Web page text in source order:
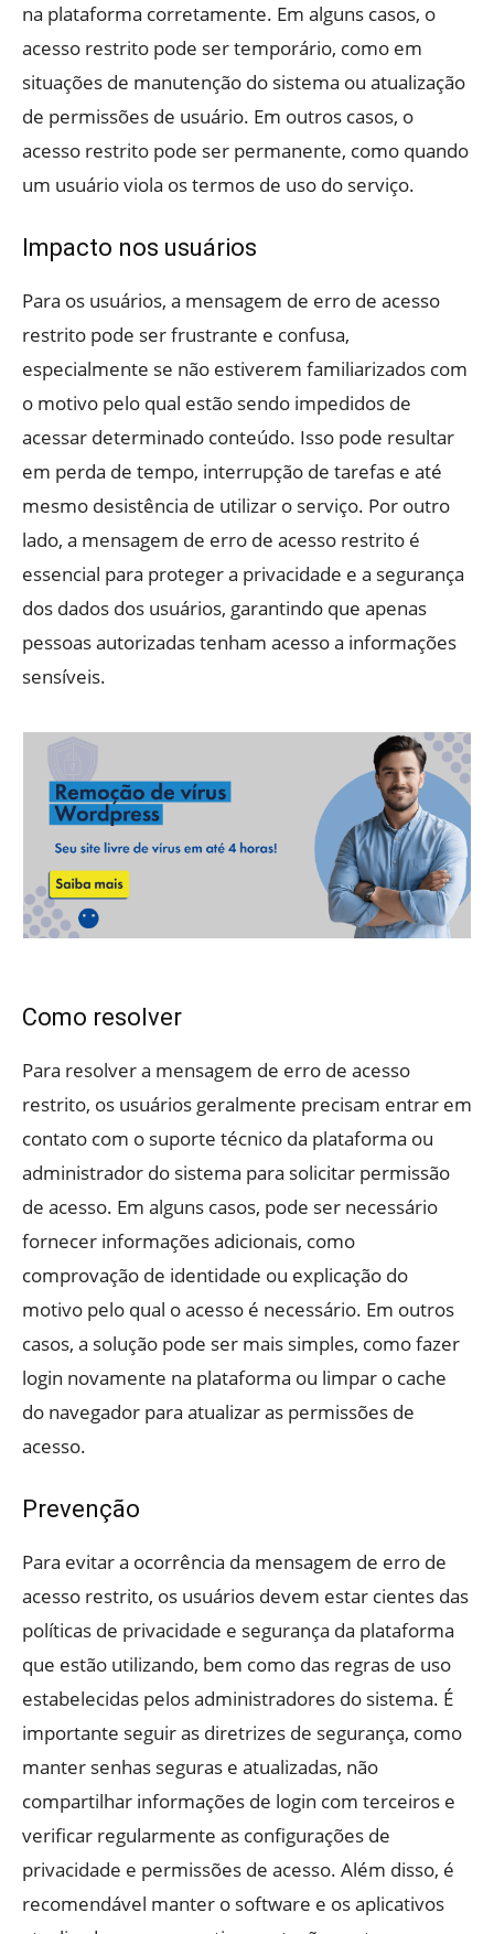
na plataforma corretamente. Em alguns casos, o
acesso restrito pode ser temporário, como em
situações de manutenção do sistema ou atualização
de permissões de usuário. Em outros casos, o
acesso restrito pode ser permanente, como quando
um usuário viola os termos de uso do serviço.
Impacto nos usuários
Para os usuários, a mensagem de erro de acesso
restrito pode ser frustrante e confusa,
especialmente se não estiverem familiarizados com
o motivo pelo qual estão sendo impedidos de
acessar determinado conteúdo. Isso pode resultar
em perda de tempo, interrupção de tarefas e até
mesmo desistência de utilizar o serviço. Por outro
lado, a mensagem de erro de acesso restrito é
essencial para proteger a privacidade e a segurança
dos dados dos usuários, garantindo que apenas
pessoas autorizadas tenham acesso a informações
sensíveis.
Como resolver
Para resolver a mensagem de erro de acesso
restrito, os usuários geralmente precisam entrar em
contato com o suporte técnico da plataforma ou
administrador do sistema para solicitar permissão
de acesso. Em alguns casos, pode ser necessário
fornecer informações adicionais, como
comprovação de identidade ou explicação do
motivo pelo qual o acesso é necessário. Em outros
casos, a solução pode ser mais simples, como fazer
login novamente na plataforma ou limpar o cache
do navegador para atualizar as permissões de
acesso.
Prevenção
Para evitar a ocorrência da mensagem de erro de
acesso restrito, os usuários devem estar cientes das
políticas de privacidade e segurança da plataforma
que estão utilizando, bem como das regras de uso
estabelecidas pelos administradores do sistema. É
importante seguir as diretrizes de segurança, como
manter senhas seguras e atualizadas, não
compartilhar informações de login com terceiros e
verificar regularmente as configurações de
privacidade e permissões de acesso. Além disso, é
recomendável manter o software e os aplicativos